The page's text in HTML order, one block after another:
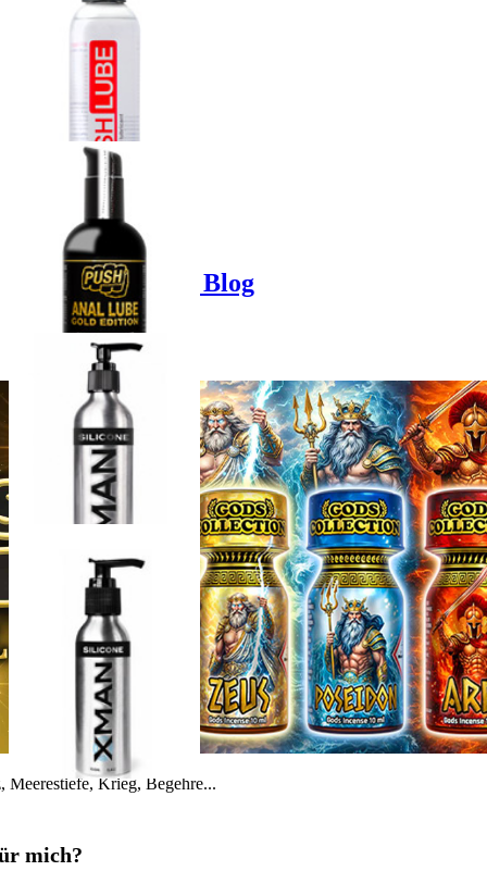
Product options
Poppers-Shop.de Blog
Meerestiefe, Krieg, Begehre...
mich?